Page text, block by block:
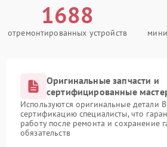
1688
отремонтированных устройств
Оригинальные запчасти и
сертифицированные
Используются оригинальные детали
сертификацию специалисты, что
работу после ремонта и сохранение
обязательств